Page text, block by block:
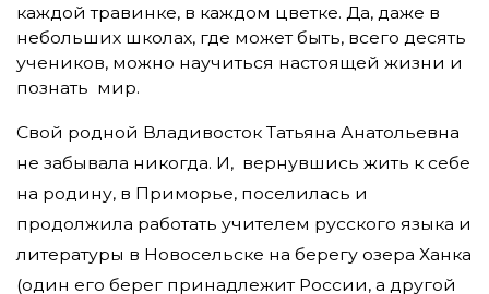
каждой травинке, в каждом цветке. Да, даже в
небольших школах, где может быть, всего десять
учеников, можно научиться настоящей жизни и
познать мир.
Свой родной Владивосток Татьяна Анатольевна
не забывала никогда. И, вернувшись жить к себе
на родину, в Приморье, поселилась и
продолжила работать учителем русского языка и
литературы в Новосельске на берегу озера Ханка
(один его берег принадлежит России, а другой